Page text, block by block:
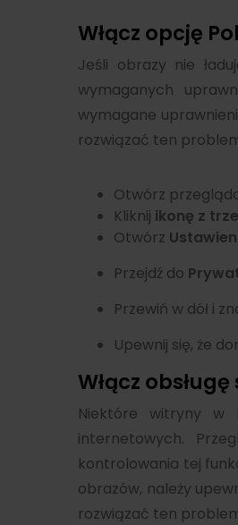
Włącz opcję
Jeśli obrazy nie
wymaganych
wymagane
rozwiązać ten
Otwórz
Kliknij ikonę z
Otwórz
Przejdź do
Przewiń w dół i
Upewnij się, że
Włącz
Niektóre witryny w
internetowych.
kontrolowania tej
obrazów, należy
rozwiązać ten